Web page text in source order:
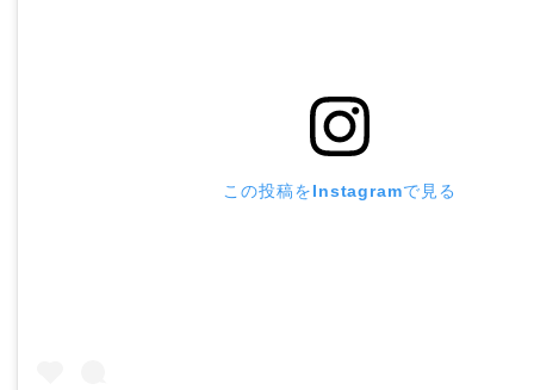
この投稿をInstagramで見る